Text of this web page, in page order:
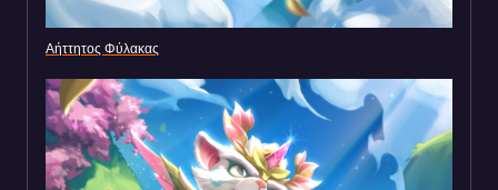
Αήττητος Φύλακας